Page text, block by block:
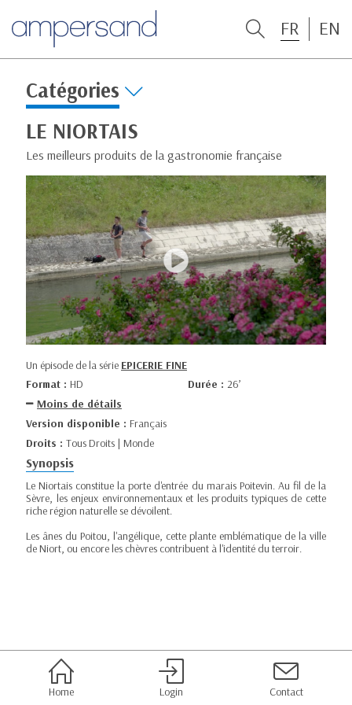
FR EN
Catégories
LE NIORTAIS
Les meilleurs produits de la gastronomie française
Un épisode de la série EPICERIE FINE
Format : HD Durée : 26’
Moins de détails
Version disponible : Français
Droits : Tous Droits | Monde
Synopsis
Le Niortais constitue la porte d'entrée du marais Poitevin. Au fil de la
Sèvre, les enjeux environnementaux et les produits typiques de cette
riche région naturelle se dévoilent.
Les ânes du Poitou, l'angélique, cette plante emblématique de la ville
de Niort, ou encore les chèvres contribuent à l'identité du terroir.
Home Login Contact